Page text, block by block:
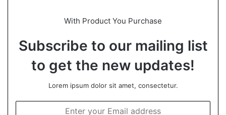
With Product You Purchase
Subscribe to our mailing list
to get the new updates!
Lorem ipsum dolor sit amet, consectetur.